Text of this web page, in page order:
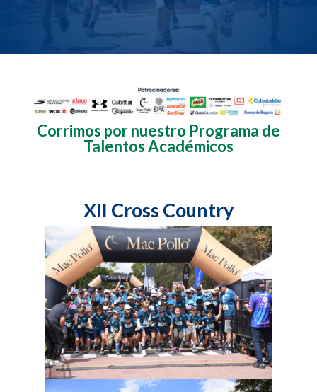
Corrimos por nuestro Programa de
Talentos Académicos
XII Cross Country